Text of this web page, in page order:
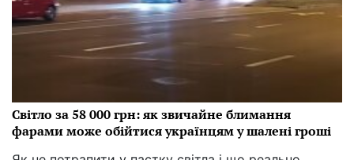
Світло за 58 000 грн: як звичайне блимання
фарами може обійтися українцям у шалені гроші